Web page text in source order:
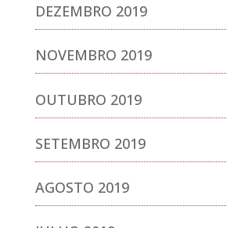
DEZEMBRO 2019
NOVEMBRO 2019
OUTUBRO 2019
SETEMBRO 2019
AGOSTO 2019